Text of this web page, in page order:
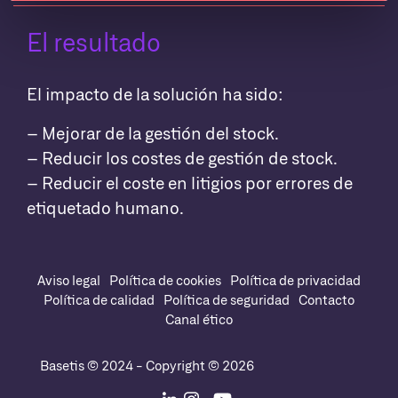
El resultado
El impacto de la solución ha sido:
– Mejorar de la gestión del stock.
– Reducir los costes de gestión de stock.
– Reducir el coste en litigios por errores de
etiquetado humano.
Aviso legal Política de cookies
Política de privacidad
Política de calidad
Política de seguridad
Contacto
Canal ético
Basetis © 2024 - Copyright © 2026